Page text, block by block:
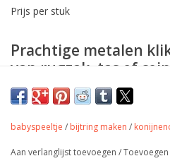
Prijs per stuk
Prachtige metalen
van rugzak, tas of
Maat: 25mm
babyspeeltje / bijtring maken /
Aan verlanglijst toevoegen /